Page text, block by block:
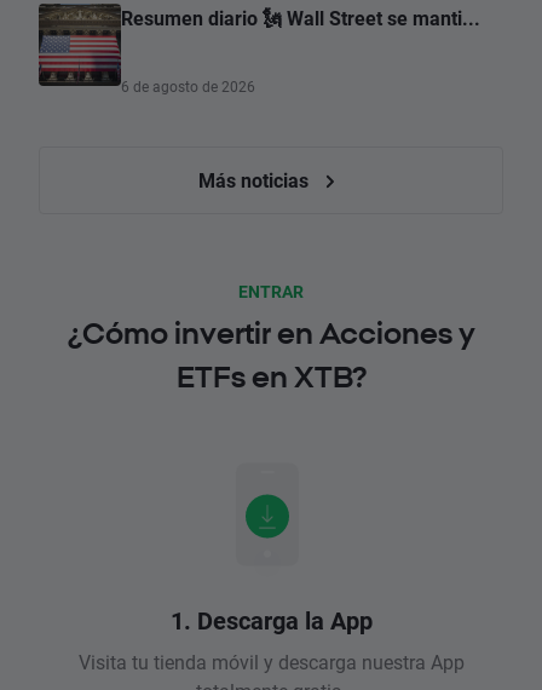
Resumen diario 🗽 Wall Street se manti...
6 de agosto de 2026
Más noticias
ENTRAR
¿Cómo invertir en Acciones y
ETFs en XTB?
1. Descarga la App
Visita tu tienda móvil y descarga nuestra App